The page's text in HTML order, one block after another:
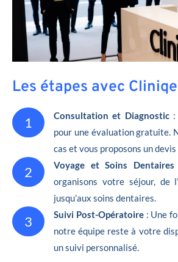
Les étapes avec
1 Consultation et Diagnostic:
pour une évaluation gratuite.
cas et vous proposons un
2 Voyage et Soins
organisons votre séjour, de
jusqu’aux soins dentaires.
3 Suivi Post-Opératoire : Une
notre équipe reste à votre
un suivi personnalisé.